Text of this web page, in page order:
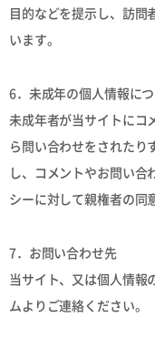
目的などを提示し、訪問
います。
6．未成年の個人情報に
未成年者が当サイトにコ
ら問い合わせをされたり
し、コメントやお問い合
シーに対して親権者の同
7．お問い合わせ先
当サイト、又は個人情報
ムよりご連絡ください。